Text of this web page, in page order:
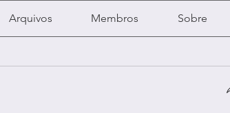
Arquivos Membros Sobre